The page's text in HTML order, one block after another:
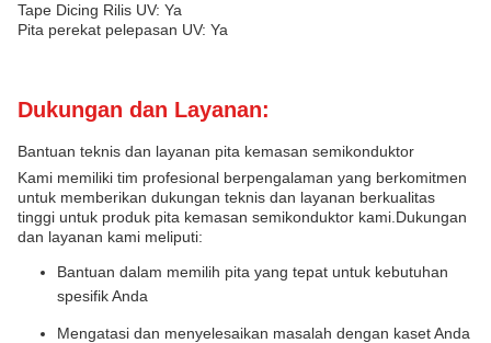
Tape Dicing Rilis UV: Ya
Pita perekat pelepasan UV: Ya
Dukungan dan Layanan:
Bantuan teknis dan layanan pita kemasan semikonduktor
Kami memiliki tim profesional berpengalaman yang berkomitmen
untuk memberikan dukungan teknis dan layanan berkualitas
tinggi untuk produk pita kemasan semikonduktor kami.Dukungan
dan layanan kami meliputi:
Bantuan dalam memilih pita yang tepat untuk kebutuhan
spesifik Anda
Mengatasi dan menyelesaikan masalah dengan kaset Anda